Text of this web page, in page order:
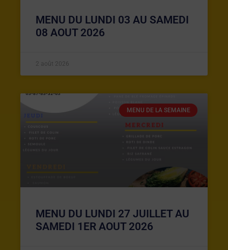
MENU DU LUNDI 03 AU SAMEDI
08 AOUT 2026
2 août 2026
MENU DE LA SEMAINE
MENU DU LUNDI 27 JUILLET AU
SAMEDI 1ER AOUT 2026